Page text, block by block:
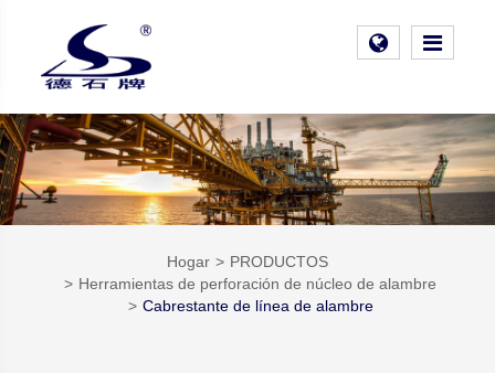
Hogar
PRODUCTOS
Herramientas de perforación de núcleo de alambre
Cabrestante de línea de alambre